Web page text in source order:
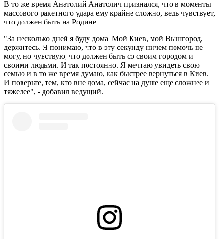
В то же время Анатолий Анатолич признался, что в моменты
массового ракетного удара ему крайне сложно, ведь чувствует,
что должен быть на Родине.
"За несколько дней я буду дома. Мой Киев, мой Вышгород,
держитесь. Я понимаю, что в эту секунду ничем помочь не
могу, но чувствую, что должен быть со своим городом и
своими людьми. И так постоянно. Я мечтаю увидеть свою
семью и в то же время думаю, как быстрее вернуться в Киев.
И поверьте, тем, кто вне дома, сейчас на душе еще сложнее и
тяжелее", - добавил ведущий.